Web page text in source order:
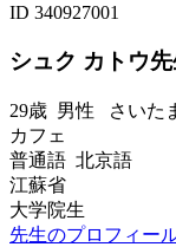
ID 340927001
シュク カトウ
29歳 男性 さいた
カフェ
普通語 北京語
江蘇省
大学院生
先生のプロフィー